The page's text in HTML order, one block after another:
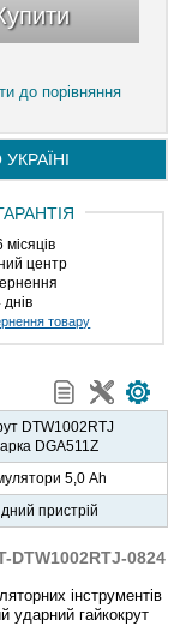
до порівняння
УКРАЇНІ
місяців
центр
товару
DTW1002RTJ
DGA511Z
5,0 Ah
пристрій
DTW1002RTJ-0824
інструментів
ударний гайкокрут